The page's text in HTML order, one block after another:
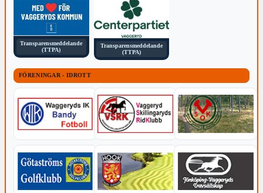
Transparensmeddelande
(TTPA)
Transparensmeddelande
(TTPA)
FÖRENINGAR - IDROTT